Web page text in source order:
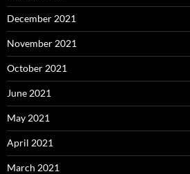
December 2021
November 2021
October 2021
June 2021
May 2021
April 2021
March 2021